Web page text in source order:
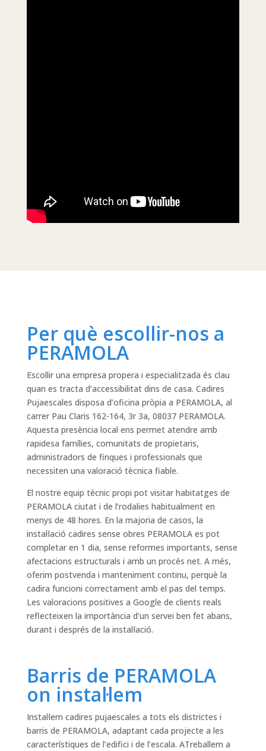
Per què escollir-nos a
PERAMOLA
Escollir una empresa propera i especialitzada és clau
quan es tracta d’accessibilitat dins de casa. Cadires
Pujaescales disposa d’oficina pròpia a PERAMOLA, al
carrer Pau Claris 162-164, 3r 3a, 08037 PERAMOLA.
Aquesta presència local ens permet atendre amb
rapidesa famílies, comunitats de propietaris,
administradors de finques i professionals que
necessiten una valoració tècnica fiable.
El nostre equip tècnic propi pot visitar habitatges de
PERAMOLA ciutat i de l’rodalies habitualment en
menys de 48 hores. En la majoria de casos, la
instal·lació cadires sense obres PERAMOLA es pot
completar en 1 dia, sense reformes importants, sense
afectacions estructurals i amb un procés net. A més,
oferim postvenda i manteniment continu, perquè la
cadira funcioni correctament amb el pas del temps.
Les valoracions positives a Google de clients reals
reflecteixen la importància d’un servei ben fet abans,
durant i després de la instal·lació.
Barris de PERAMOLA
on instal·lem
Instal·lem cadires pujaescales a tots els districtes i
barris de PERAMOLA, adaptant cada projecte a les
característiques de l’edifici i de l’escala. ATreballem a